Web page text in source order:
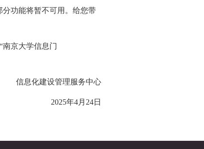
分功能将暂不可用。给您带
“南京大学信息门
信息化建设管理服务中心
2025年4月 24日